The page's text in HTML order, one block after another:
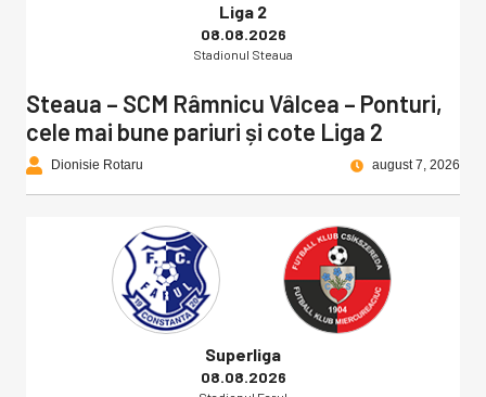
Liga 2
08.08.2026
Stadionul Steaua
Steaua – SCM Râmnicu Vâlcea – Ponturi,
cele mai bune pariuri și cote Liga 2
Dionisie Rotaru august 7, 2026
Superliga
08.08.2026